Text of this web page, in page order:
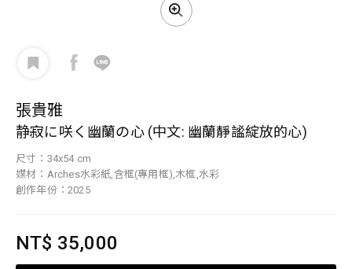
張貴雅
静寂に咲く幽蘭の心 (中文: 幽蘭靜謐綻放的心)
尺寸：34x54 cm
媒材：Arches水彩紙,含框(專用框),木框,水彩
創作年份：2025
NT$ 35,000